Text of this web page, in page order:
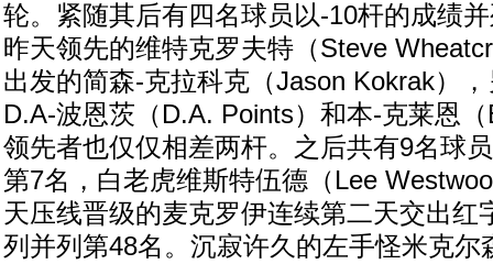
轮。紧随其后有四名球员以-10杆的成绩
昨天领先的维特克罗夫特（Steve
出发的简森-克拉科克（Jason Kokrak）
D.A-波恩茨（D.A. Points）和本-克莱恩
领先者也仅仅相差两杆。之后共有9名球
第7名，白老虎维斯特伍德（Lee
天压线晋级的麦克罗伊连续第二天交出红
列并列第48名。沉寂许久的左手怪米克尔